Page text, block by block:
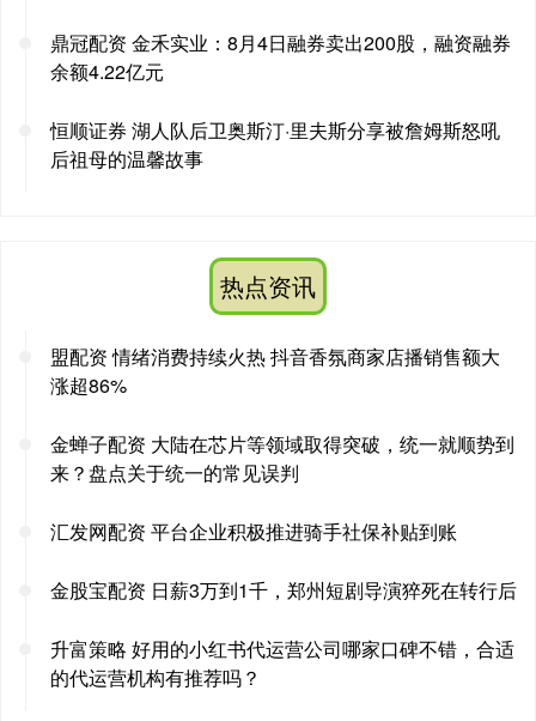
鼎冠配资 金禾实业：8月4日融券卖出200股，融资融券
余额4.22亿元
恒顺证券 湖人队后卫奥斯汀·里夫斯分享被詹姆斯怒吼
后祖母的温馨故事
热点资讯
盟配资 情绪消费持续火热 抖音香氛商家店播销售额大
涨超86%
金蝉子配资 大陆在芯片等领域取得突破，统一就顺势到
来？盘点关于统一的常见误判
汇发网配资 平台企业积极推进骑手社保补贴到账
金股宝配资 日薪3万到1千，郑州短剧导演猝死在转行后
升富策略 好用的小红书代运营公司哪家口碑不错，合适
的代运营机构有推荐吗？